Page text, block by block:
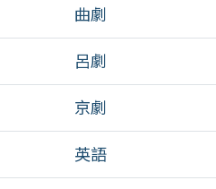
曲劇
呂劇
京劇
英語